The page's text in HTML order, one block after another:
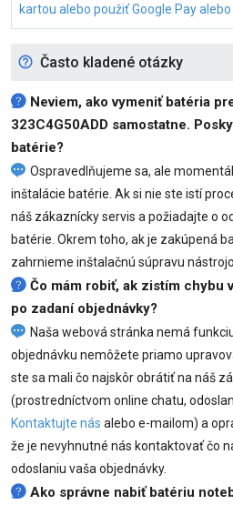
kartou alebo použiť Google Pay alebo
Často kladené otázky
Neviem, ako vymeniťbatéria
323C4G50ADD samostatne.
batérie?
Ospravedlňujeme sa, ale
inštalácie batérie. Ak si nie ste istí
náš zákaznícky servis a požiadajte o
batérie. Okrem toho, ak je zakúpená
zahrnieme inštalačnú súpravu
Čo mám robiť, ak zistím chybu
po zadaní objednávky?
Naša webová stránka nemá
objednávku nemôžete priamo
ste sa mali čo najskôr obrátiť na náš
(prostredníctvom online chatu,
Kontaktujte nás alebo e-mailom) a
že je nevyhnutné nás kontaktovať čo
odoslaniu vaša objednávky.
Ako správne nabiť batériu